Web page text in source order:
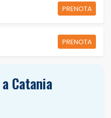
PRENOTA
PRENOTA
Catania